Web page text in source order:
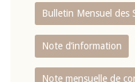
Bulletin Mensuel des
Note d’information
Note mensuelle de